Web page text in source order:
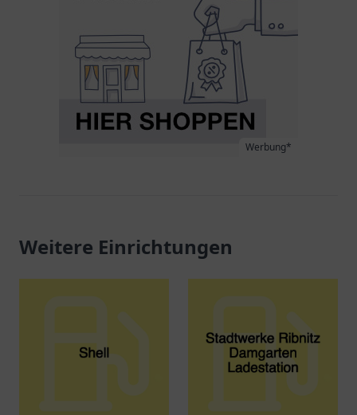
Werbung*
Weitere Einrichtungen